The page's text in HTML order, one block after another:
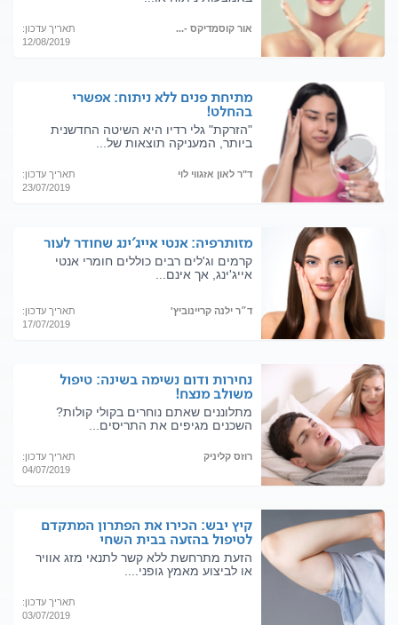
אור קוסמדיקס -...
תאריך עדכון:
12/08/2019
מתיחת פנים ללא ניתוח: אפשרי
בהחלט!
"הזרקת" גלי רדיו היא השיטה החדשנית
ביותר, המעניקה תוצאות של...
ד"ר לאון אזגווי לוי
תאריך עדכון:
23/07/2019
מזותרפיה: אנטי אייג'ינג שחודר לעור
קרמים וג'לים רבים כוללים חומרי אנטי
אייג'ינג, אך אינם...
ד״ר ילנה קריינוביץ'
תאריך עדכון:
17/07/2019
נחירות ודום נשימה בשינה: טיפול
משולב מנצח!
מתלוננים שאתם נוחרים בקולי קולות?
השכנים מגיפים את התריסים...
רוזס קליניק
תאריך עדכון:
04/07/2019
קיץ יבש: הכירו את הפתרון המתקדם
לטיפול בהזעה בבית השחי
הזעת מתרחשת ללא קשר לתנאי מזג אוויר
או לביצוע מאמץ גופני....
תאריך עדכון:
03/07/2019